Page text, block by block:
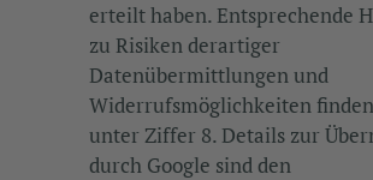
erteilt haben. Entsprechende
zu Risiken derartiger
Datenübermittlungen und
Widerrufsmöglichkeiten
unter Ziffer 8. Details zur
durch Google sind den